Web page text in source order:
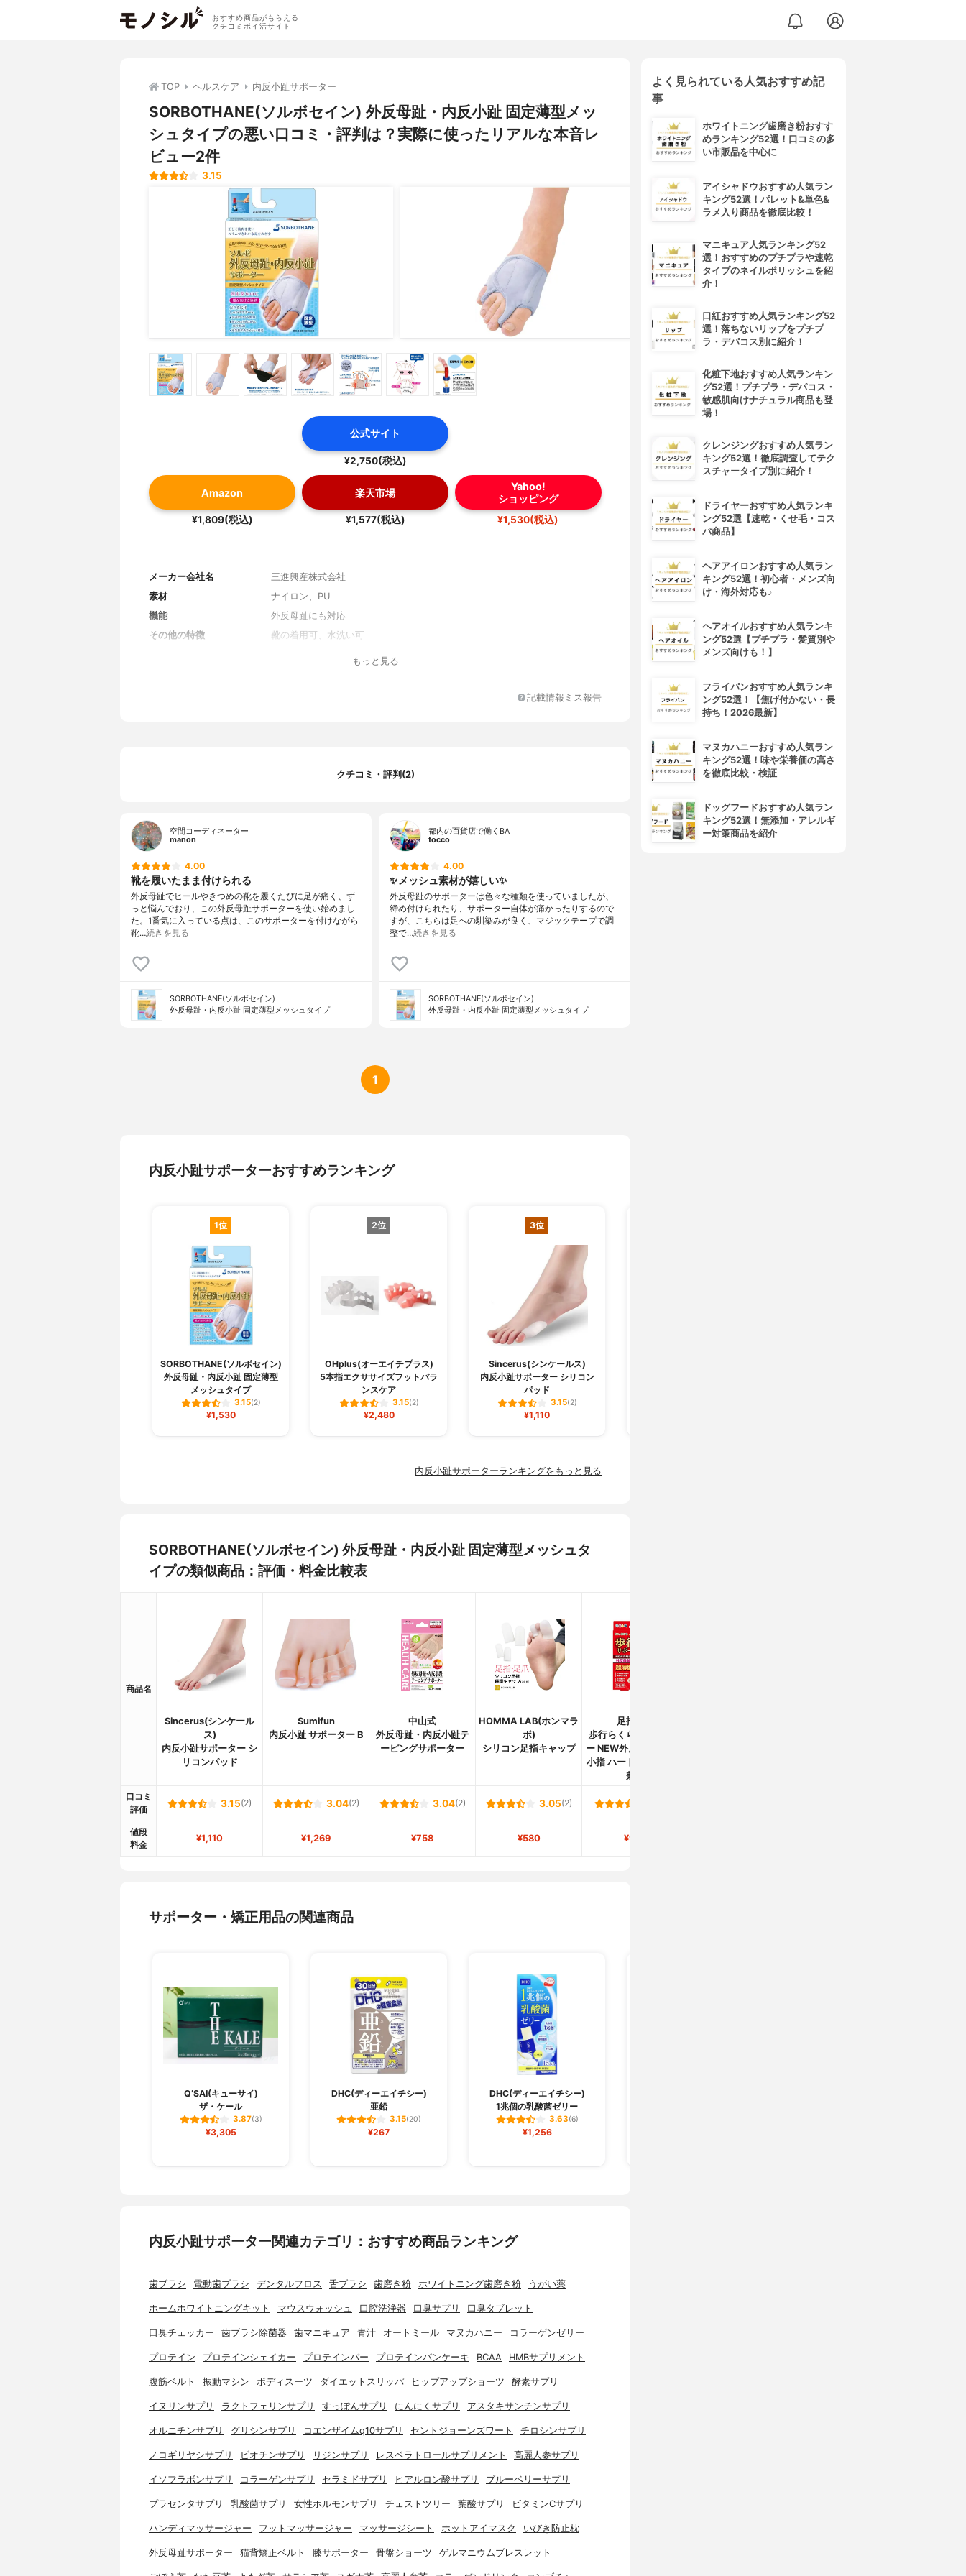
おすすめ商品がもらえる
クチコミポイ活サイト
TOP ヘルスケア 内反小趾サポーター
SORBOTHANE(ソルボセイン) 外反母趾・内反小趾 固定薄型メッ
シュタイプの悪い口コミ・評判は？実際に使ったリアルな本音レ
ビュー2件
3.15
公式サイト
¥2,750(税込)
Amazon
¥1,809(税込)
楽天市場
¥1,577(税込)
Yahoo!
ショッピング
¥1,530(税込)
メーカー会社名
三進興産株式会社
素材
ナイロン、PU
機能
外反母趾にも対応
その他の特徴
靴の着用可、水洗い可
もっと見る
記載情報ミス報告
クチコミ・評判(2)
空間コーディネーター
manon
4.00
靴を履いたまま付けられる
外反母趾でヒールやきつめの靴を履くたびに足が痛く、ず
っと悩んでおり、この外反母趾サポーターを使い始めまし
た。1番気に入っている点は、このサポーターを付けながら
靴…続きを見る
SORBOTHANE(ソルボセイン)
外反母趾・内反小趾 固定薄型メッシュタイプ
都内の百貨店で働くBA
tocco
4.00
✨メッシュ素材が嬉しい✨
外反母趾のサポーターは色々な種類を使っていましたが、
締め付けられたり、サポーター自体が痛かったりするので
すが、こちらは足への馴染みが良く、マジックテープで調
整で…続きを見る
SORBOTHANE(ソルボセイン)
外反母趾・内反小趾 固定薄型メッシュタイプ
1
内反小趾サポーターおすすめランキング
1位
SORBOTHANE(ソルボセイン)
外反母趾・内反小趾 固定薄型
メッシュタイプ
3.15(2)
¥1,530
2位
OHplus(オーエイチプラス)
5本指エクササイズフットバラ
ンスケア
3.15(2)
¥2,480
3位
Sincerus(シンケールス)
内反小趾サポーター シリコン
パッド
3.15(2)
¥1,110
内反小趾サポーターランキングをもっと見る
SORBOTHANE(ソルボセイン) 外反母趾・内反小趾 固定薄型メッシュタ
イプの類似商品：評価・料金比較表
商品名
Sincerus(シンケール
ス)
内反小趾サポーター シ
リコンパッド
Sumifun
内反小趾 サポーター B
中山式
外反母趾・内反小趾テ
ーピングサポーター
HOMMA LAB(ホンマラ
ボ)
シリコン足指キャップ
足指小町
歩行らくらくサポータ
ー NEW外反母趾・内反
小指 ハードタイプ 左右
兼用
口コミ
評価
3.15(2) 3.04(2) 3.04(2) 3.05(2)
値段
料金
¥1,110 ¥1,269 ¥758 ¥580 ¥967
サポーター・矯正用品の関連商品
Q’SAI(キューサイ)
ザ・ケール
3.87(3)
¥3,305
DHC(ディーエイチシー)
亜鉛
3.15(20)
¥267
DHC(ディーエイチシー)
1兆個の乳酸菌ゼリー
3.63(6)
¥1,256
内反小趾サポーター関連カテゴリ：おすすめ商品ランキング
歯ブラシ 電動歯ブラシ デンタルフロス 舌ブラシ 歯磨き粉 ホワイトニング歯磨き粉 うがい薬
ホームホワイトニングキット マウスウォッシュ 口腔洗浄器 口臭サプリ 口臭タブレット
口臭チェッカー 歯ブラシ除菌器 歯マニキュア 青汁 オートミール マヌカハニー コラーゲンゼリー
プロテイン プロテインシェイカー プロテインバー プロテインパンケーキ BCAA HMBサプリメント
腹筋ベルト 振動マシン ボディスーツ ダイエットスリッパ ヒップアップショーツ 酵素サプリ
イヌリンサプリ ラクトフェリンサプリ すっぽんサプリ にんにくサプリ アスタキサンチンサプリ
オルニチンサプリ グリシンサプリ コエンザイムq10サプリ セントジョーンズワート チロシンサプリ
ノコギリヤシサプリ ビオチンサプリ リジンサプリ レスベラトロールサプリメント 高麗人参サプリ
イソフラボンサプリ コラーゲンサプリ セラミドサプリ ヒアルロン酸サプリ ブルーベリーサプリ
プラセンタサプリ 乳酸菌サプリ 女性ホルモンサプリ チェストツリー 葉酸サプリ ビタミンCサプリ
ハンディマッサージャー フットマッサージャー マッサージシート ホットアイマスク いびき防止枕
外反母趾サポーター 猫背矯正ベルト 膝サポーター 骨盤ショーツ ゲルマニウムブレスレット
よく見られている人気おすすめ記
事
ホワイトニング歯磨き粉おすす
めランキング52選！口コミの多
い市販品を中心に
アイシャドウおすすめ人気ラン
キング52選！パレット&単色&
ラメ入り商品を徹底比較！
マニキュア人気ランキング52
選！おすすめのプチプラや速乾
タイプのネイルポリッシュを紹
介！
口紅おすすめ人気ランキング52
選！落ちないリップをプチプ
ラ・デパコス別に紹介！
化粧下地おすすめ人気ランキン
グ52選！プチプラ・デパコス・
敏感肌向けナチュラル商品も登
場！
クレンジングおすすめ人気ラン
キング52選！徹底調査してテク
スチャータイプ別に紹介！
ドライヤーおすすめ人気ランキ
ング52選【速乾・くせ毛・コス
パ商品】
ヘアアイロンおすすめ人気ラン
キング52選！初心者・メンズ向
け・海外対応も♪
ヘアオイルおすすめ人気ランキ
ング52選【プチプラ・髪質別や
メンズ向けも！】
フライパンおすすめ人気ランキ
ング52選！【焦げ付かない・長
持ち！2026最新】
マヌカハニーおすすめ人気ラン
キング52選！味や栄養価の高さ
を徹底比較・検証
ドッグフードおすすめ人気ラン
キング52選！無添加・アレルギ
ー対策商品を紹介